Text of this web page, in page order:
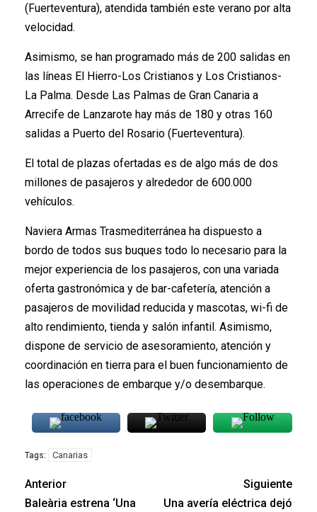
(Fuerteventura), atendida también este verano por alta
velocidad.
Asimismo, se han programado más de 200 salidas en
las líneas El Hierro-Los Cristianos y Los Cristianos-
La Palma. Desde Las Palmas de Gran Canaria a
Arrecife de Lanzarote hay más de 180 y otras 160
salidas a Puerto del Rosario (Fuerteventura).
El total de plazas ofertadas es de algo más de dos
millones de pasajeros y alrededor de 600.000
vehículos.
Naviera Armas Trasmediterránea ha dispuesto a
bordo de todos sus buques todo lo necesario para la
mejor experiencia de los pasajeros, con una variada
oferta gastronómica y de bar-cafetería, atención a
pasajeros de movilidad reducida y mascotas, wi-fi de
alto rendimiento, tienda y salón infantil. Asimismo,
dispone de servicio de asesoramiento, atención y
coordinación en tierra para el buen funcionamiento de
las operaciones de embarque y/o desembarque.
Tags: Canarias
Anterior
Baleària estrena ‘Una
Siguiente
Una avería eléctrica dejó